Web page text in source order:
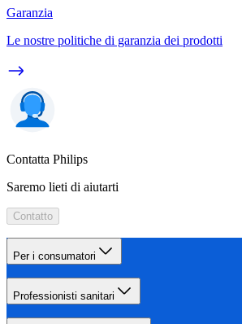
Garanzia
Le nostre politiche di garanzia dei prodotti
Contatta Philips
Saremo lieti di aiutarti
Contatto
Per i consumatori
Professionisti sanitari